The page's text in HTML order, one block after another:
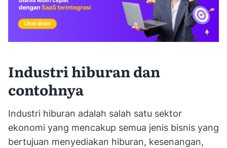
Industri hiburan dan
contohnya
Industri hiburan adalah salah satu sektor
ekonomi yang mencakup semua jenis bisnis yang
bertujuan menyediakan hiburan, kesenangan,